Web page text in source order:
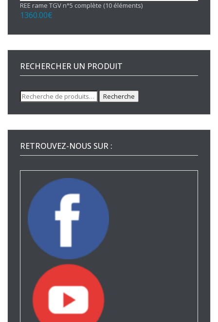
REE rame TGV n°5 complète (10 éléments)
1360.00€
RECHERCHER UN PRODUIT
Recherche
pour :
Recherche
RETROUVEZ-NOUS SUR :